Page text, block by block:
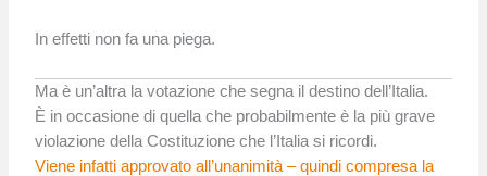
In effetti non fa una piega.
Ma è un’altra la votazione che segna il destino dell’Italia.
È in occasione di quella che probabilmente è la più grave
violazione della Costituzione che l’Italia si ricordi.
Viene infatti approvato all’unanimità – quindi compresa la